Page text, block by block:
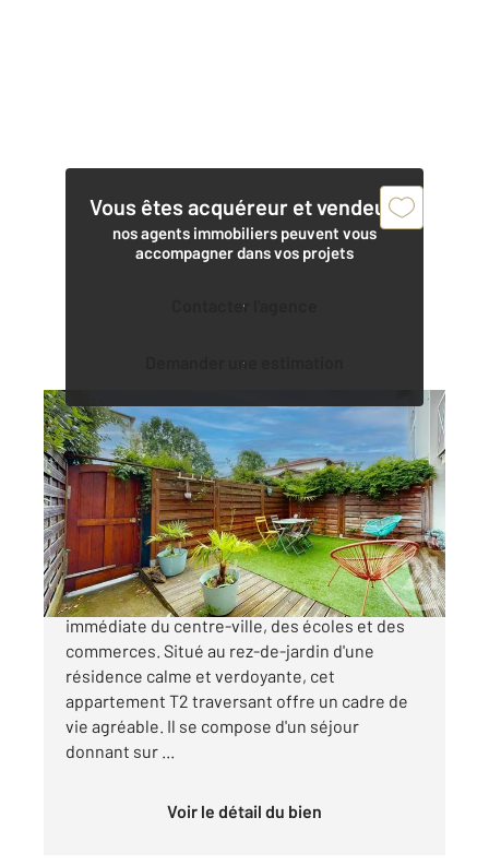
Vous êtes acquéreur et vendeur,
nos agents immobiliers peuvent vous
accompagner dans vos projets
Contacter l'agence
Demander une estimation
ANGLET 64
63,21 m2, 2 pièces
Ref : 5207
Appartement T2 à vendre
320 000 €
ANGLET Quartier Aritxague, à proximité
immédiate du centre-ville, des écoles et des
commerces. Situé au rez-de-jardin d'une
résidence calme et verdoyante, cet
appartement T2 traversant offre un cadre de
vie agréable. Il se compose d'un séjour
donnant sur ...
Voir le détail du bien